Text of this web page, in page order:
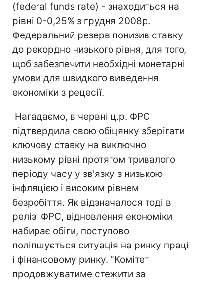
(federal funds rate) - знаходиться на
рівні 0-0,25% з грудня 2008р.
Федеральний резерв понизив ставку
до рекордно низького рівня, для того,
щоб забезпечити необхідні монетарні
умови для швидкого виведення
економіки з рецесії.
Нагадаємо, в червні ц.р. ФРС
підтвердила свою обіцянку зберігати
ключову ставку на виключно
низькому рівні протягом тривалого
періоду часу у зв'язку з низькою
інфляцією і високим рівнем
безробіття. Як відзначалося тоді в
релізі ФРС, відновлення економіки
набирає обіги, поступово
поліпшується ситуація на ринку праці
і фінансовому ринку. "Комітет
продовжуватиме стежити за